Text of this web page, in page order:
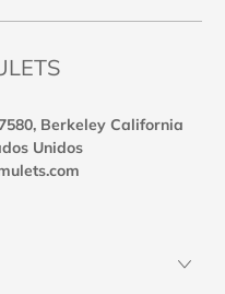
Berkeley California
Unidos